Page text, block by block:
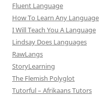
Fluent Language
How To Learn Any Language
I Will Teach You A Language
Lindsay Does Languages
RawLangs
StoryLearning
The Flemish Polyglot
Tutorful – Afrikaans Tutors